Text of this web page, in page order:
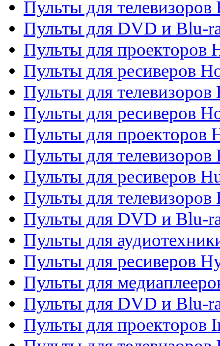
Пульты для телевизоров
Пульты для DVD и Blu-
Пульты для проекторов
Пульты для ресиверов
Пульты для
Пульты для ресиверов
Пульты для проекторов
Пульты для телевизоров
Пульты для ресиверов
Пульты для
Пульты для DVD и Blu-
Пульты для
Пульты для ресиверов
Пульты для
Пульты для DVD и Blu-
Пульты для проекторов